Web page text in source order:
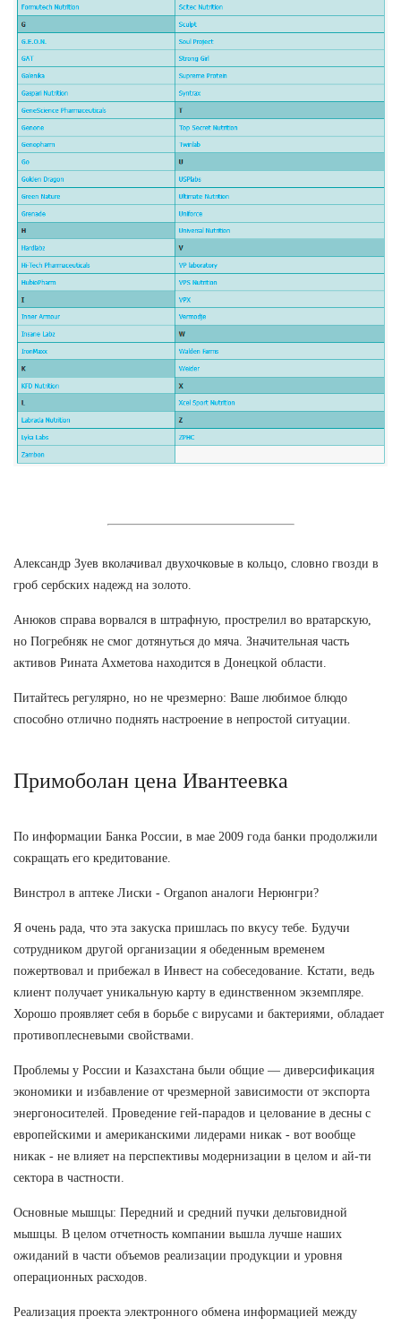
Александр Зуев вколачивал двухочковые в кольцо, словно гвозди в
гроб сербских надежд на золото.
Анюков справа ворвался в штрафную, прострелил во вратарскую,
но Погребняк не смог дотянуться до мяча. Значительная часть
активов Рината Ахметова находится в Донецкой области.
Питайтесь регулярно, но не чрезмерно: Ваше любимое блюдо
способно отлично поднять настроение в непростой ситуации.
Примоболан цена Ивантеевка
По информации Банка России, в мае 2009 года банки продолжили
сокращать его кредитование.
Винстрол в аптеке Лиски - Organon аналоги Нерюнгри?
Я очень рада, что эта закуска пришлась по вкусу тебе. Будучи
сотрудником другой организации я обеденным временем
пожертвовал и прибежал в Инвест на собеседование. Кстати, ведь
клиент получает уникальную карту в единственном экземпляре.
Хорошо проявляет себя в борьбе с вирусами и бактериями, обладает
противоплесневыми свойствами.
Проблемы у России и Казахстана были общие — диверсификация
экономики и избавление от чрезмерной зависимости от экспорта
энергоносителей. Проведение гей-парадов и целование в десны с
европейскими и американскими лидерами никак - вот вообще
никак - не влияет на перспективы модернизации в целом и ай-ти
сектора в частности.
Основные мышцы: Передний и средний пучки дельтовидной
мышцы. В целом отчетность компании вышла лучше наших
ожиданий в части объемов реализации продукции и уровня
операционных расходов.
Реализация проекта электронного обмена информацией между